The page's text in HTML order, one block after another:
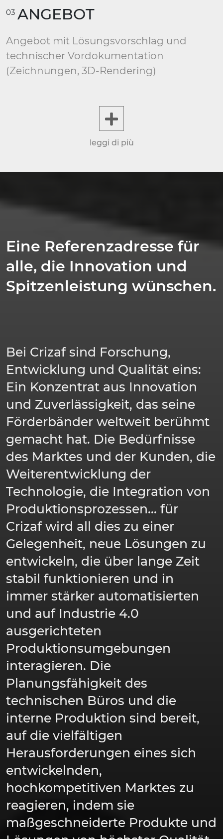
03 ANGEBOT
Angebot mit Lösungsvorschlag und
technischer Vordokumentation
(Zeichnungen, 3D-Rendering)
leggi di più
Eine Referenzadresse für
alle, die Innovation und
Spitzenleistung wünschen.
Bei Crizaf sind Forschung,
Entwicklung und Qualität eins:
Ein Konzentrat aus Innovation
und Zuverlässigkeit, das seine
Förderbänder weltweit berühmt
gemacht hat. Die Bedürfnisse
des Marktes und der Kunden, die
Weiterentwicklung der
Technologie, die Integration von
Produktionsprozessen... für
Crizaf wird all dies zu einer
Gelegenheit, neue Lösungen zu
entwickeln, die über lange Zeit
stabil funktionieren und in
immer stärker automatisierten
und auf Industrie 4.0
ausgerichteten
Produktionsumgebungen
interagieren. Die
Planungsfähigkeit des
technischen Büros und die
interne Produktion sind bereit,
auf die vielfältigen
Herausforderungen eines sich
entwickelnden,
hochkompetitiven Marktes zu
reagieren, indem sie
maßgeschneiderte Produkte und